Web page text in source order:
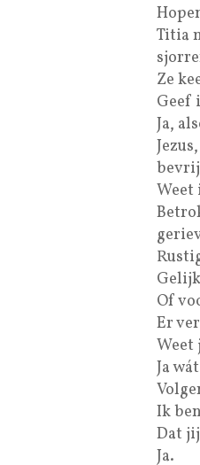
Titia
Ze
Geef
Ja,
Of
Er
Ja
Ik
Dat
Ja.